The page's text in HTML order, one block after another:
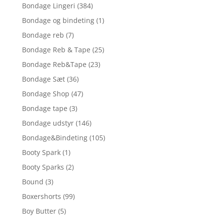
Bondage Lingeri (384)
Bondage og bindeting (1)
Bondage reb (7)
Bondage Reb & Tape (25)
Bondage Reb&Tape (23)
Bondage Sæt (36)
Bondage Shop (47)
Bondage tape (3)
Bondage udstyr (146)
Bondage&Bindeting (105)
Booty Spark (1)
Booty Sparks (2)
Bound (3)
Boxershorts (99)
Boy Butter (5)